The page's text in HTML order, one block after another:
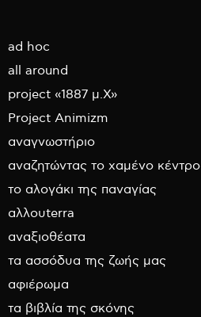
ad hoc
all around
project «1887 μ.Χ»
Project Animizm
αναγνωστήριο
αναζητώντας το χαμένο κέντρο
το αλογάκι της παναγίας
αλλουterra
αναξιοθέατα
τα ασσόδυα της ζωής μας
αφιέρωμα
τα βιβλία της σκόνης